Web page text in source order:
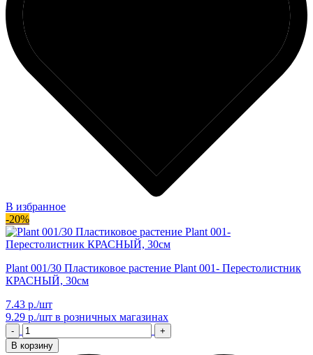
В избранное
-20%
Plant 001/30 Пластиковое растение Plant 001- Перестолистник
КРАСНЫЙ, 30см
7.43 р./шт
9.29 р./шт в розничных магазинах
-
+
В корзину